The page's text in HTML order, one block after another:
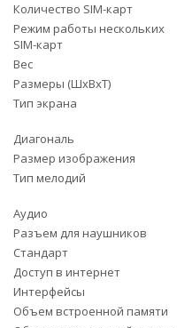
Количество SIM-карт
Режим работы нескольких
SIM-карт
Вес
Размеры (ШxВxТ)
Тип экрана
Диагональ
Размер изображения
Тип мелодий
Аудио
Разъем для наушников
Стандарт
Доступ в интернет
Интерфейсы
Объем встроенной памяти